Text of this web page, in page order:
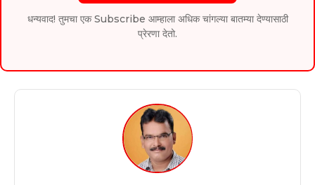
धन्यवाद! तुमचा एक Subscribe आम्हाला अधिक चांगल्या बातम्या देण्यासाठी
प्रेरणा देतो.